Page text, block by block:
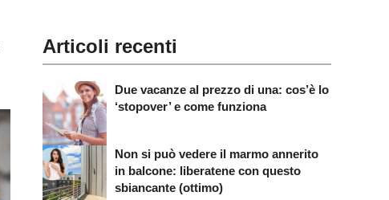
Articoli recenti
Due vacanze al prezzo di una: cos’è lo
‘stopover’ e come funziona
Non si può vedere il marmo annerito
in balcone: liberatene con questo
sbiancante (ottimo)